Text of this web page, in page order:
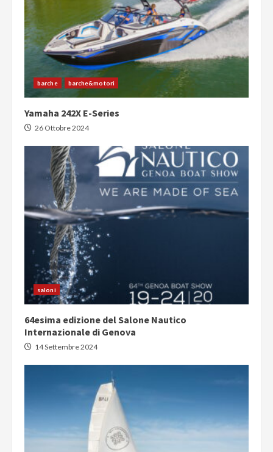
barche barche&motori
Yamaha 242X E-Series
26 Ottobre 2024
saloni
64esima edizione del Salone Nautico
Internazionale di Genova
14 Settembre 2024